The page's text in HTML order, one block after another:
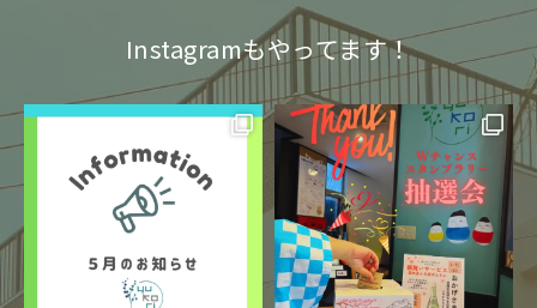
Instagramもやってます！